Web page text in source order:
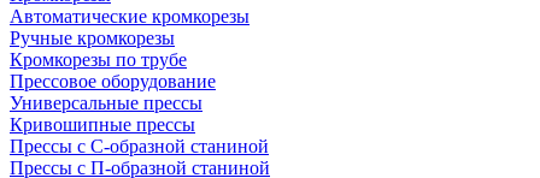
Автоматические кромкорезы
Ручные кромкорезы
Кромкорезы по трубе
Прессовое оборудование
Универсальные прессы
Кривошипные прессы
Прессы с С-образной станиной
Прессы с П-образной станиной